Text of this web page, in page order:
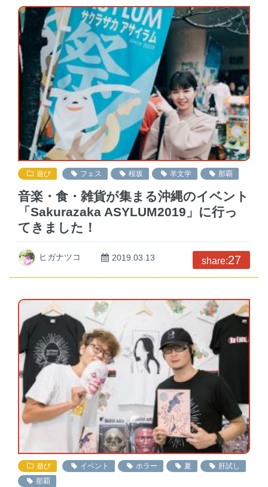
遊び フェス 桜坂 羊文学 那覇
音楽・食・雑貨が集まる沖縄のイベント
「Sakurazaka ASYLUM2019」に行っ
てきました！
ヒガナツコ 2019.03.13 share:27
遊び イベント ホラー 夏
肝試し
那覇